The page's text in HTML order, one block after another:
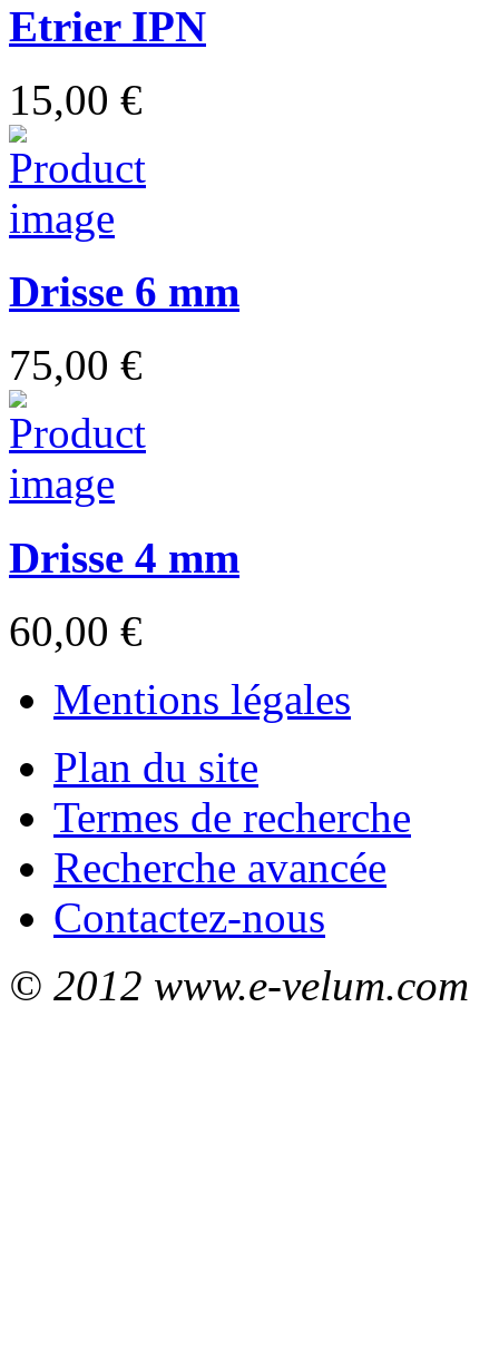
Etrier IPN
15,00 €
Drisse 6 mm
75,00 €
Drisse 4 mm
60,00 €
Mentions légales
Plan du site
Termes de recherche
Recherche avancée
Contactez-nous
© 2012 www.e-velum.com